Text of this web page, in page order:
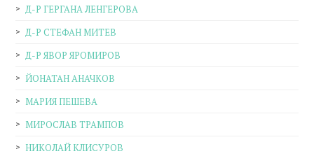
Д-Р ГЕРГАНА ЛЕНГЕРОВА
Д-Р СТЕФАН МИТЕВ
Д-Р ЯВОР ЯРОМИРОВ
ЙОНАТАН АНАЧКОВ
МАРИЯ ПЕШЕВА
МИРОСЛАВ ТРАМПОВ
НИКОЛАЙ КЛИСУРОВ